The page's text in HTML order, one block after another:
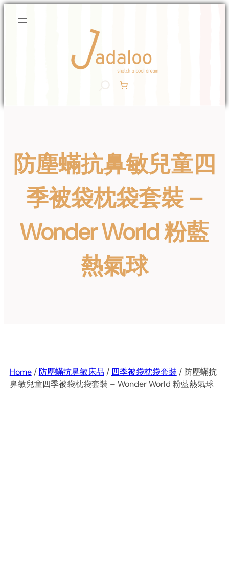
Skip
防塵蟎抗鼻敏兒童四
季被袋枕袋套裝 –
Wonder World 粉藍
熱氣球
Home/ 防塵蟎抗鼻敏床品 / 四季被袋枕袋套裝 / 防塵蟎抗
鼻敏兒童四季被袋枕袋套裝 – Wonder World 粉藍熱氣球